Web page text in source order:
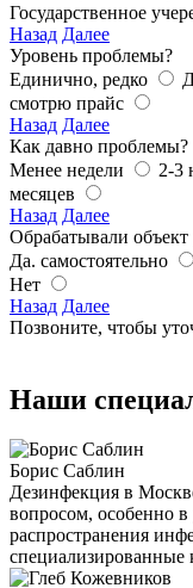
Государственное
Назад Далее
Уровень проблемы?
Единично, редко
смотрю прайс
Назад Далее
Как давно проблемы?
Менее недели
2-3
месяцев
Назад Далее
Обрабатывали объект
Да. самостоятельно
Нет
Назад Далее
Позвоните, чтобы
Наши
Борис Саблин
Дезинфекция в
вопросом, особенно
распространения
специализированные